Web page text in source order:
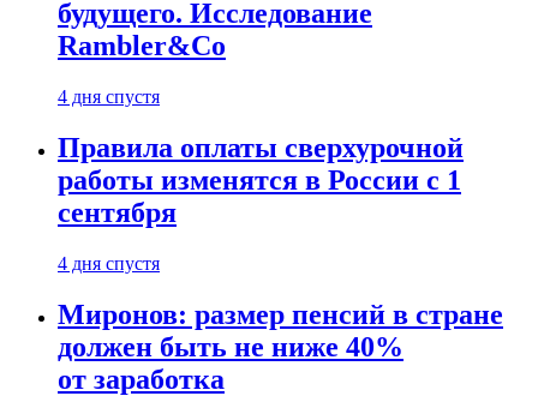
будущего. Исследование
Rambler&Co
4 дня спустя
Правила оплаты сверхурочной
работы изменятся в России с 1
сентября
4 дня спустя
Миронов: размер пенсий в стране
должен быть не ниже 40%
от заработка